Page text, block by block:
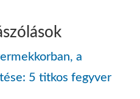
a
5 titkos fegyver